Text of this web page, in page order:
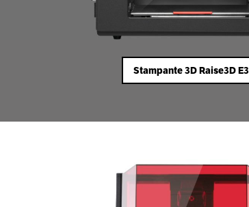
Stampante 3D Raise3D E3